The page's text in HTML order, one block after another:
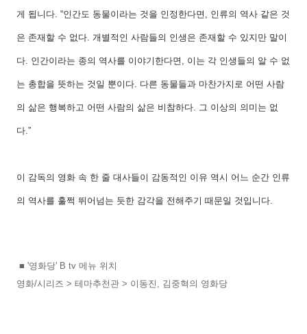
게 됩니다 “인간도 동물이라는 것을 인정한다면 인류의 역사 같은 것
은 존재할 수 없다 개별적인 사람들의 인생은 존재할 수 있지만 말이
다 인간이라는 종의 역사를 이야기한다면 이는 각 인생들의 알 수 없
는 총합을 뜻하는 것일 뿐이다 다른 동물들과 마찬가지로 어떤 사람
의 삶은 행복하고 어떤 사람의 삶은 비참하다 그 이상의 의미는 없
다 .”
이 감독의 영화 속 한 줄 대사들이 감동적인 이유 역시 어느 순간 인류
의 역사를 훌쩍 뛰어넘는 듯한 감각을 전해주기 때문일 것입니다
■ '영화당' B tv 메뉴 위치
영화/시리즈 > 테마추천관 > 이동진, 김중혁의 영화당